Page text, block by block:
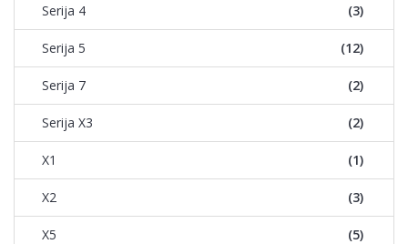
Serija 4 (3)
Serija 5 (12)
Serija 7 (2)
Serija X3 (2)
X1 (1)
X2 (3)
X5 (5)